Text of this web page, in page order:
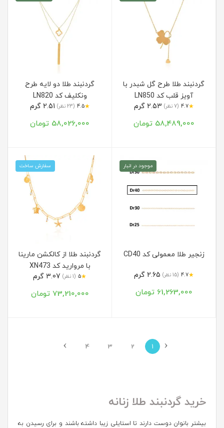
گردنبند طلا طرح گل شبدر با
آویز قلب کد LN850
★
4.7 (7 نظر)
58,489,000 تومان
گردنبند طلا دو لایه طرح
ونکلیف کد LN820
★
4.5 (23 نظر)
58,026,000 تومان
موجود در انبار
زنجیر طلا معمولی کد CD40
★
4.7 (15 نظر)
61,263,000 تومان
سفارش ساخت
گردنبند طلا از کالکشن مارینا
با مروارید کد XN473
★
5 (1 نظر)
73,210,000 تومان
‹
1
2
3
4
›
خرید گردنبند طلا زنانه
بیشتر بانوان دوست دارند تا استایلی زیبا داشته باشند و برای رسیدن به